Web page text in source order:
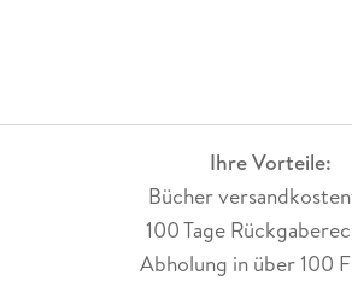
Ihre Vorteile:
Bücher
100 Tage
Abholung in über 100